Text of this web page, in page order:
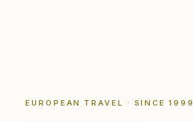
EUROPEAN TRAVEL · SINCE 1999